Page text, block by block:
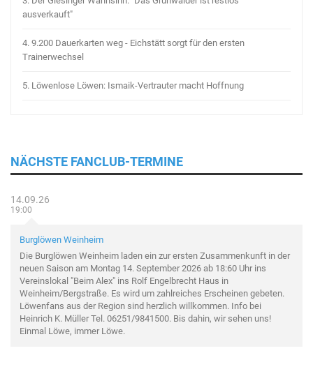
ausverkauft"
4. 9.200 Dauerkarten weg - Eichstätt sorgt für den ersten
Trainerwechsel
5. Löwenlose Löwen: Ismaik-Vertrauter macht Hoffnung
NÄCHSTE FANCLUB-TERMINE
14.09.26
19:00
Burglöwen Weinheim
Die Burglöwen Weinheim laden ein zur ersten Zusammenkunft in der
neuen Saison am Montag 14. September 2026 ab 18:60 Uhr ins
Vereinslokal "Beim Alex" ins Rolf Engelbrecht Haus in
Weinheim/Bergstraße. Es wird um zahlreiches Erscheinen gebeten.
Löwenfans aus der Region sind herzlich willkommen. Info bei
Heinrich K. Müller Tel. 06251/9841500. Bis dahin, wir sehen uns!
Einmal Löwe, immer Löwe.